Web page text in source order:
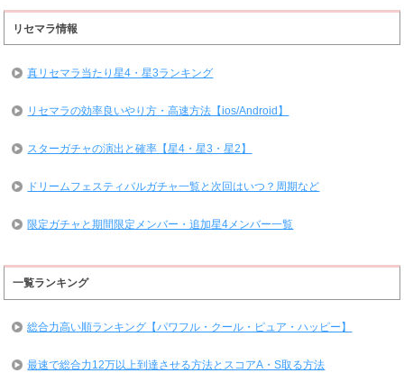
リセマラ情報
真リセマラ当たり星4・星3ランキング
リセマラの効率良いやり方・高速方法【ios/Android】
スターガチャの演出と確率【星4・星3・星2】
ドリームフェスティバルガチャ一覧と次回はいつ？周期など
限定ガチャと期間限定メンバー・追加星4メンバー一覧
一覧ランキング
総合力高い順ランキング【パワフル・クール・ピュア・ハッピー】
最速で総合力12万以上到達させる方法とスコアA・S取る方法